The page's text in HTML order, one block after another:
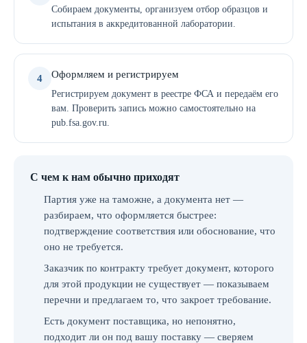
Собираем документы, организуем отбор образцов и
испытания в аккредитованной лаборатории.
4 Оформляем и регистрируем
Регистрируем документ в реестре ФСА и передаём его
вам. Проверить запись можно самостоятельно на
pub.fsa.gov.ru.
С чем к нам обычно приходят
Партия уже на таможне, а документа нет —
разбираем, что оформляется быстрее:
подтверждение соответствия или обоснование, что
оно не требуется.
Заказчик по контракту требует документ, которого
для этой продукции не существует — показываем
перечни и предлагаем то, что закроет требование.
Есть документ поставщика, но непонятно,
подходит ли он под вашу поставку — сверяем